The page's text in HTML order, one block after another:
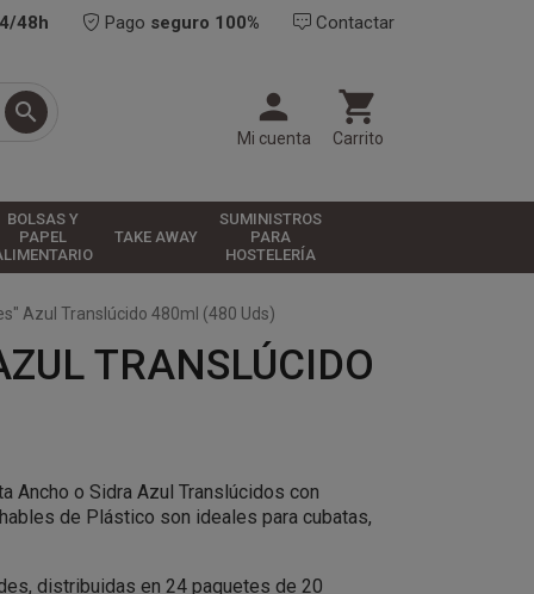
48h Pago seguro 100% Contactar
 
Mi cuenta

Carrito
BOLSAS Y
PAPEL
TAKE AWAY
SUMINISTROS
PARA
HOSTELERÍA
Azul Translúcido 480ml (480 Uds)
TRANSLÚCIDO
Ancho o Sidra Azul Translúcidos con
de Plástico son ideales para cubatas,
distribuidas en 24 paquetes de 20